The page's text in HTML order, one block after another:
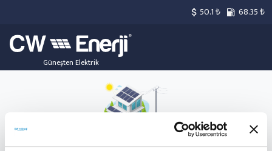
attach_money 50.1 ₺ local_gas_station 68.35 ₺
Güneşten Elektrik